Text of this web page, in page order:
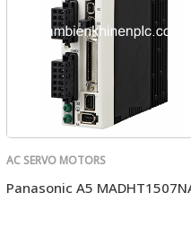
AC SERVO MOTORS
Panasonic A5